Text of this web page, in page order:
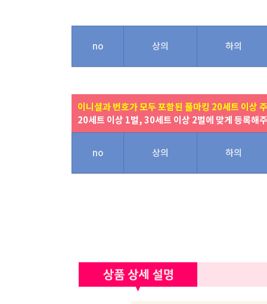
no 상의 하의
이니셜과 번호가 모두 포함된 풀마킹 20세트 이상
20세트 이상 1벌, 30세트 이상 2벌에 맞게 등록해
no 상의 하의